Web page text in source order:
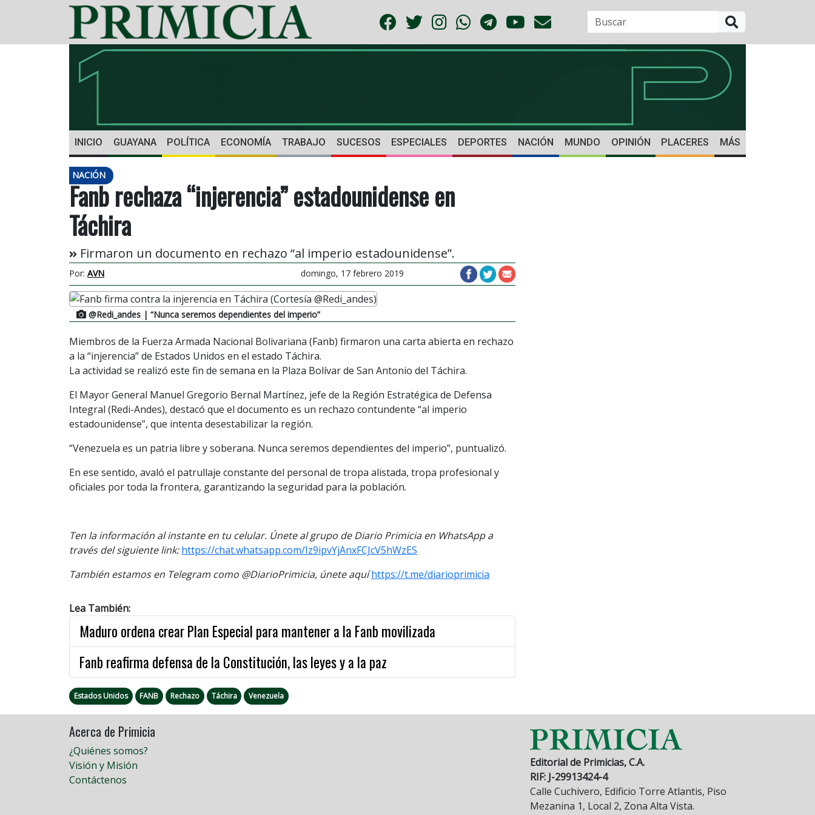
INICIO GUAYANA POLÍTICA ECONOMÍA TRABAJO SUCESOS ESPECIALES DEPORTES NACIÓN MUNDO OPINIÓN PLACERES MÁS
NACIÓN
Fanb rechaza “injerencia” estadounidense en
Táchira
Firmaron un documento en rechazo “al imperio estadounidense”.
Por: AVN domingo, 17 febrero 2019
@Redi_andes | “Nunca seremos dependientes del imperio”
Miembros de la Fuerza Armada Nacional Bolivariana (Fanb) firmaron una carta abierta en rechazo
a la “injerencia” de Estados Unidos en el estado Táchira.
La actividad se realizó este fin de semana en la Plaza Bolívar de San Antonio del Táchira.
El Mayor General Manuel Gregorio Bernal Martínez, jefe de la Región Estratégica de Defensa
Integral (Redi-Andes), destacó que el documento es un rechazo contundente “al imperio
estadounidense”, que intenta desestabilizar la región.
“Venezuela es un patria libre y soberana. Nunca seremos dependientes del imperio”, puntualizó.
En ese sentido, avaló el patrullaje constante del personal de tropa alistada, tropa profesional y
oficiales por toda la frontera, garantizando la seguridad para la población.
Ten la información al instante en tu celular. Únete al grupo de Diario Primicia en WhatsApp a
través del siguiente link:https://chat.whatsapp.com/Iz9ipvYjAnxFCJcV5hWzES
También estamos en Telegram como @DiarioPrimicia, únete aquí https://t.me/diarioprimicia
Lea También:
Maduro ordena crear Plan Especial para mantener a la Fanb movilizada
Fanb reafirma defensa de la Constitución, las leyes y a la paz
Estados Unidos FANB Rechazo Táchira Venezuela
Acerca de Primicia
¿Quiénes somos?
Visión y Misión
Contáctenos
Editorial de Primicias, C.A.
RIF: J-29913424-4
Calle Cuchivero, Edificio Torre Atlantis, Piso
Mezanina 1, Local 2, Zona Alta Vista.